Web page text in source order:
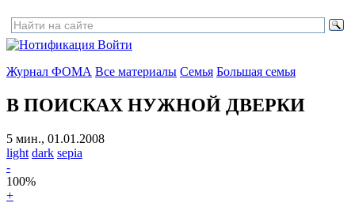
Войти
Журнал ФОМА Все материалы Семья Большая семья
В ПОИСКАХ НУЖНОЙ ДВЕРКИ
5 мин., 01.01.2008
light dark sepia
-
100%
+